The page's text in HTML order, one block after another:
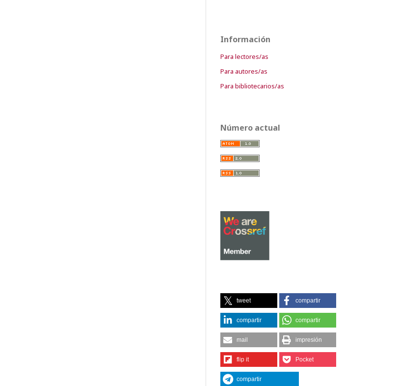
Información
Para lectores/as
Para autores/as
Para bibliotecarios/as
Número actual
tweet compartir
compartir compartir
mail impresión
flip it Pocket
compartir